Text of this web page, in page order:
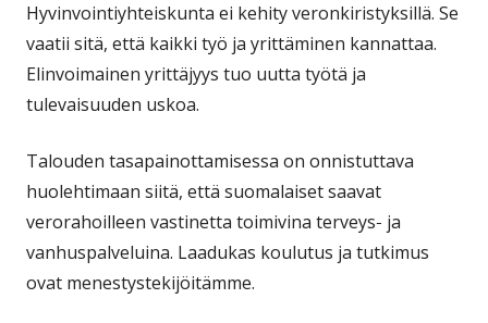
Hyvinvointiyhteiskunta ei kehity veronkiristyksillä. Se
vaatii sitä, että kaikki työ ja yrittäminen kannattaa.
Elinvoimainen yrittäjyys tuo uutta työtä ja
tulevaisuuden uskoa.
Talouden tasapainottamisessa on onnistuttava
huolehtimaan siitä, että suomalaiset saavat
verorahoilleen vastinetta toimivina terveys‑ ja
vanhuspalveluina. Laadukas koulutus ja tutkimus
ovat menestystekijöitämme.